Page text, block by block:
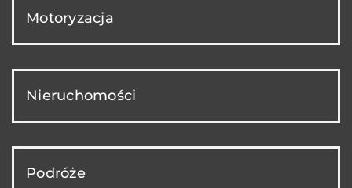
Motoryzacja
Nieruchomości
Podróże